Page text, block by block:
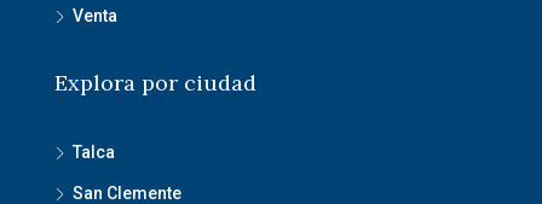
Venta
Explora por ciudad
Talca
San Clemente